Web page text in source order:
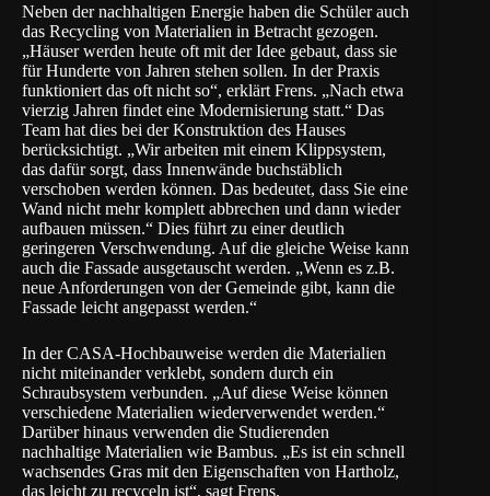
Neben der nachhaltigen Energie haben die Schüler auch
das Recycling von Materialien in Betracht gezogen.
„Häuser werden heute oft mit der Idee gebaut, dass sie
für Hunderte von Jahren stehen sollen. In der Praxis
funktioniert das oft nicht so“, erklärt Frens. „Nach etwa
vierzig Jahren findet eine Modernisierung statt.“ Das
Team hat dies bei der Konstruktion des Hauses
berücksichtigt. „Wir arbeiten mit einem Klippsystem,
das dafür sorgt, dass Innenwände buchstäblich
verschoben werden können. Das bedeutet, dass Sie eine
Wand nicht mehr komplett abbrechen und dann wieder
aufbauen müssen.“ Dies führt zu einer deutlich
geringeren Verschwendung. Auf die gleiche Weise kann
auch die Fassade ausgetauscht werden. „Wenn es z.B.
neue Anforderungen von der Gemeinde gibt, kann die
Fassade leicht angepasst werden.“
In der CASA-Hochbauweise werden die Materialien
nicht miteinander verklebt, sondern durch ein
Schraubsystem verbunden. „Auf diese Weise können
verschiedene Materialien wiederverwendet werden.“
Darüber hinaus verwenden die Studierenden
nachhaltige Materialien wie Bambus. „Es ist ein schnell
wachsendes Gras mit den Eigenschaften von Hartholz,
das leicht zu recyceln ist“, sagt Frens.